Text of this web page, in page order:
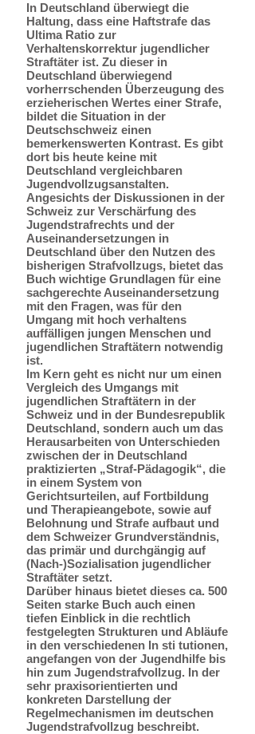
In Deutschland überwiegt die
Haltung, dass eine Haftstrafe das
Ultima Ratio zur
Verhaltenskorrektur jugendlicher
Straftäter ist. Zu dieser in
Deutschland überwiegend
vorherrschenden Überzeugung des
erzieherischen Wertes einer Strafe,
bildet die Situation in der
Deutschschweiz einen
bemerkenswerten Kontrast. Es gibt
dort bis heute keine mit
Deutschland vergleichbaren
Jugendvollzugsanstalten.
Angesichts der Diskussionen in der
Schweiz zur Verschärfung des
Jugendstrafrechts und der
Auseinandersetzungen in
Deutschland über den Nutzen des
bisherigen Strafvollzugs, bietet das
Buch wichtige Grundlagen für eine
sachgerechte Auseinandersetzung
mit den Fragen, was für den
Umgang mit hoch verhaltens
auffälligen jungen Menschen und
jugendlichen Straftätern notwendig
ist.
Im Kern geht es nicht nur um einen
Vergleich des Umgangs mit
jugendlichen Straftätern in der
Schweiz und in der Bundesrepublik
Deutschland, sondern auch um das
Herausarbeiten von Unterschieden
zwischen der in Deutschland
praktizierten „Straf-Pädagogik“, die
in einem System von
Gerichtsurteilen, auf Fortbildung
und Therapieangebote, sowie auf
Belohnung und Strafe aufbaut und
dem Schweizer Grundverständnis,
das primär und durchgängig auf
(Nach-)Sozialisation jugendlicher
Straftäter setzt.
Darüber hinaus bietet dieses ca. 500
Seiten starke Buch auch einen
tiefen Einblick in die rechtlich
festgelegten Strukturen und Abläufe
in den verschiedenen In sti tutionen,
angefangen von der Jugendhilfe bis
hin zum Jugendstrafvollzug. In der
sehr praxisorientierten und
konkreten Darstellung der
Regelmechanismen im deutschen
Jugendstrafvollzug beschreibt.